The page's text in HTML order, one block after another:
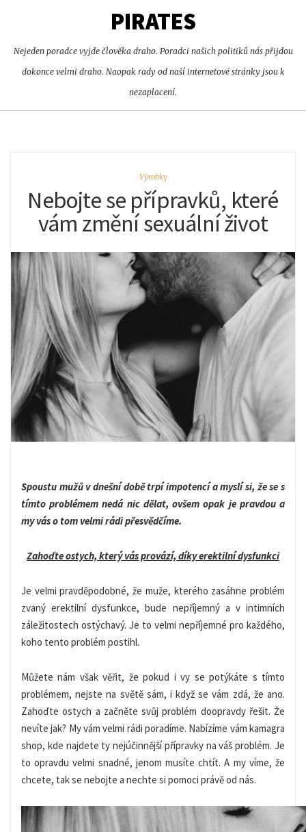
PIRATES
Nejeden poradce vyjde člověka draho. Poradci našich politiků nás přijdou
dokonce velmi draho. Naopak rady od naší internetové stránky jsou k
nezaplacení.
Výrobky
Nebojte se přípravků, které
vám změní sexuální život
Spoustu mužů v dnešní době trpí impotencí a myslí si, že se s
tímto problémem nedá nic dělat, ovšem opak je pravdou a
my vás o tom velmi rádi přesvědčíme.
Zahoďte ostych, který vás provází, díky erektilní dysfunkci
Je velmi pravděpodobné, že muže, kterého zasáhne problém
zvaný erektilní dysfunkce, bude nepříjemný a v intimních
záležitostech ostýchavý. Je to velmi nepříjemné pro každého,
koho tento problém postihl.
Můžete nám však věřit, že pokud i vy se potýkáte s tímto
problémem, nejste na světě sám, i když se vám zdá, že ano.
Zahoďte ostych a začněte svůj problém doopravdy řešit. Že
nevíte jak? My vám velmi rádi poradíme. Nabízíme vám kamagra
shop, kde najdete ty nejúčinnější přípravky na váš problém. Je
to opravdu velmi snadné, jenom musíte chtít. A my víme, že
chcete, tak se nebojte a nechte si pomoci právě od nás.